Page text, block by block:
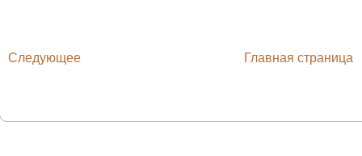
Следующее Главная страница